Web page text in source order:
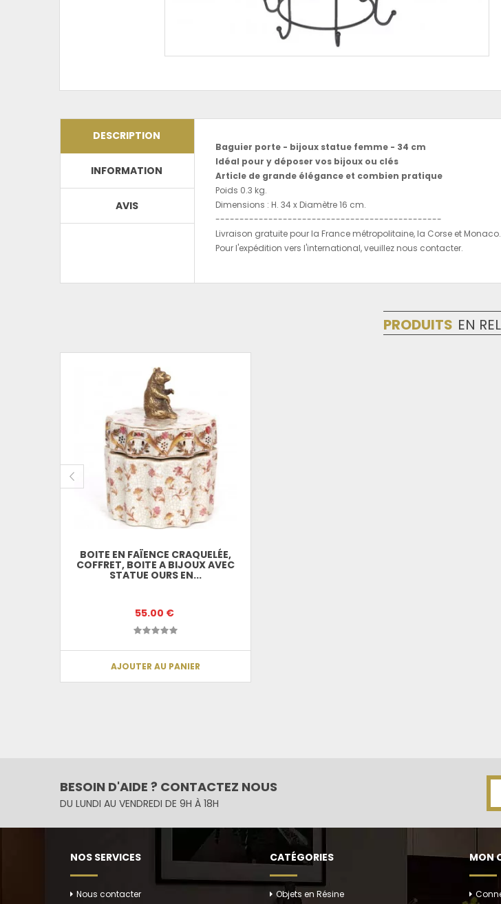
DESCRIPTION
INFORMATION
AVIS
Baguier porte - bijoux statue femme - 34 cm
Idéal pour y déposer vos bijoux ou clés
Article de grande élégance et combien pratique
Poids 0.3 kg.
Dimensions : H. 34 x Diamètre 16 cm.
-----------------------------------------------
Livraison gratuite pour la France métropolitaine, la Corse et Monaco.
Pour l'expédition vers l'international, veuillez nous contacter.
PRODUITS EN
BOITE EN FAÏENCE CRAQUELÉE,
COFFRET, BOITE A BIJOUX AVEC
STATUE OURS EN...
55.00 €
AJOUTER AU PANIER
BESOIN D'AIDE ? CONTACTEZ NOUS
DU LUNDI AU VENDREDI DE 9H À 18H
NOS SERVICES
Nous contacter
CATÉGORIES
Objets en Résine
MON